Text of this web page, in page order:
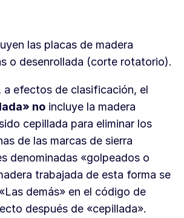
las placas de madera
o desenrollada (corte rotatorio).
a efectos de clasificación, el
no incluye la madera
cepillada para eliminar los
de las marcas de sierra
denominadas «golpeados o
trabajada de esta forma se
demás» en el código de
después de «cepillada».